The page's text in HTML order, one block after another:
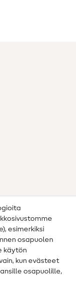
esimerkiksi
osapuolen
käytön
kun evästeet
osapuolille,